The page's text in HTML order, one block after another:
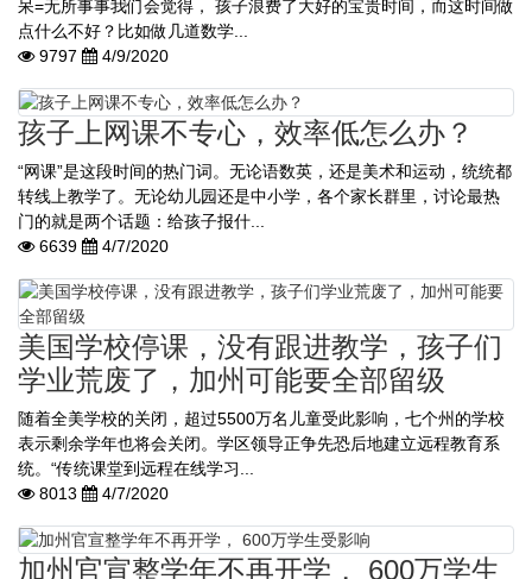
呆=无所事事我们会觉得， 孩子浪费了大好的宝贵时间，而这时间做
点什么不好？比如做几道数学...
9797
4/9/2020
孩子上网课不专心，效率低怎么办？
“网课”是这段时间的热门词。无论语数英，还是美术和运动，统统都
转线上教学了。无论幼儿园还是中小学，各个家长群里，讨论最热
门的就是两个话题：给孩子报什...
6639
4/7/2020
美国学校停课，没有跟进教学，孩子们
学业荒废了，加州可能要全部留级
随着全美学校的关闭，超过5500万名儿童受此影响，七个州的学校
表示剩余学年也将会关闭。学区领导正争先恐后地建立远程教育系
统。“传统课堂到远程在线学习...
8013
4/7/2020
加州官宣整学年不再开学， 600万学生